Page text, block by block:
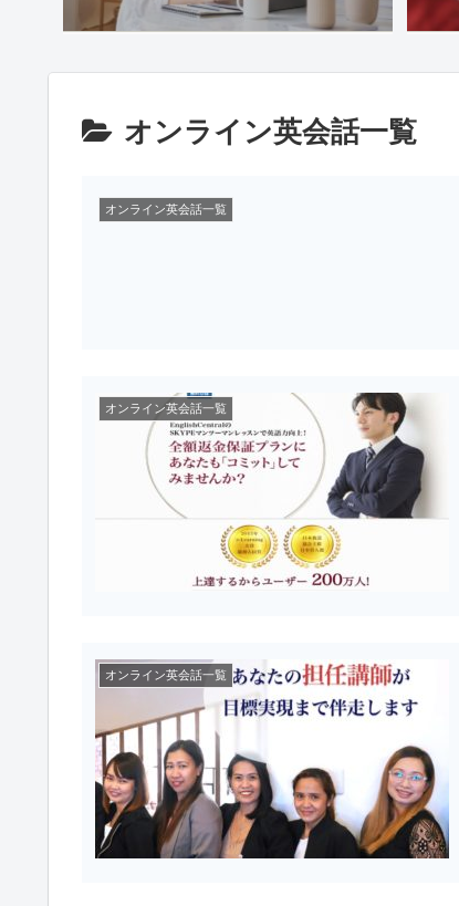
オンライン英会話一覧
オンライン英会話一覧
オンライン英会話一覧
オンライン英会話一覧